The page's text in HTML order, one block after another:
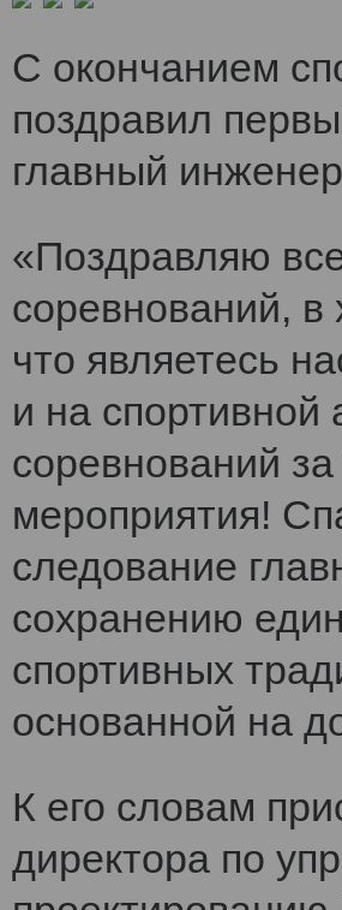
С окончанием
поздравил
главный
«Поздравляю
соревнований, в
что являетесь
и на спортивной
соревнований
мероприятия!
следование
сохранению
спортивных
основанной на
К его словам
директора по